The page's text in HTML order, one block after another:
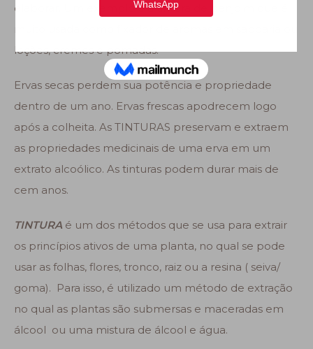
elaborar. Um exemplo é a tintura de benjoim que é
loções, cremes e pomadas.
Ervas secas perdem sua potência e propriedade
dentro de um ano. Ervas frescas apodrecem logo
após a colheita. As TINTURAS preservam e extraem
as propriedades medicinais de uma erva em um
extrato alcoólico. As tinturas podem durar mais de
cem anos.
TINTURA é um dos métodos que se usa para extrair
os princípios ativos de uma planta, no qual se pode
usar as folhas, flores, tronco, raiz ou a resina ( seiva/
goma). Para isso, é utilizado um método de extração
no qual as plantas são submersas e maceradas em
álcool ou uma mistura de álcool e água.